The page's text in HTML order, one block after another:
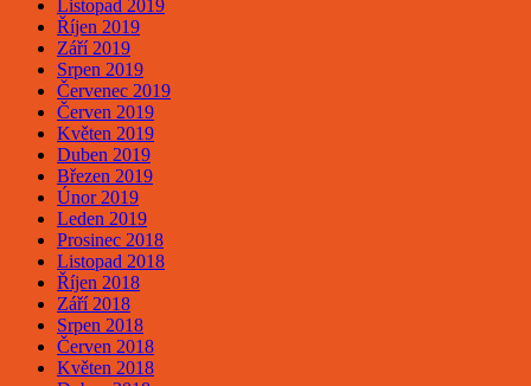
Listopad 2019
Říjen 2019
Září 2019
Srpen 2019
Červenec 2019
Červen 2019
Květen 2019
Duben 2019
Březen 2019
Únor 2019
Leden 2019
Prosinec 2018
Listopad 2018
Říjen 2018
Září 2018
Srpen 2018
Červen 2018
Květen 2018